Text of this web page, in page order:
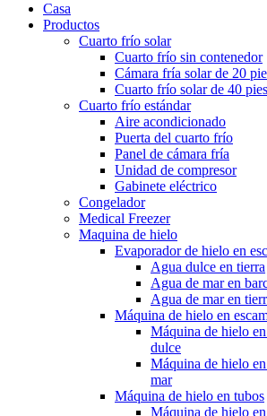
Casa
Productos
Cuarto frío solar
Cuarto frío sin contenedor
Cámara fría solar de 20
Cuarto frío solar de 40 pies
Cuarto frío estándar
Aire acondicionado
Puerta del cuarto frío
Panel de cámara fría
Unidad de compresor
Gabinete eléctrico
Congelador
Medical Freezer
Maquina de hielo
Evaporador de hielo en
Agua dulce en tierra
Agua de mar en
Agua de mar en
Máquina de hielo en
Máquina de hielo en
dulce
Máquina de hielo
mar
Máquina de hielo en tubos
Máquina de hielo